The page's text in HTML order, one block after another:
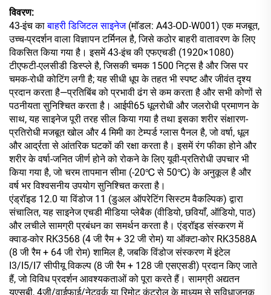
विवरण:
43-इंच काबाहरी डिजिटल साइनेज (मॉडल: A43-OD-W001) एक मजबूत,
उच्च-प्रदर्शन वाला विज्ञापन टर्मिनल है, जिसे कठोर बाहरी वातावरण के लिए
विकसित किया गया है। इसमें 43-इंच की एफएचडी (1920×1080)
टीएफटी-एलसीडी डिस्प्ले है, जिसकी चमक 1500 निट्स है और जिस पर
चमक-रोधी कोटिंग लगी है; यह सीधी धूप के तहत भी स्पष्ट और जीवंत दृश्य
प्रदान करता है—प्रतिबिंब को प्रभावी ढंग से कम करता है और सभी कोणों से
पठनीयता सुनिश्चित करता है। आईपी65 धूलरोधी और जलरोधी प्रमाणन के
साथ, यह साइनेज पूरी तरह सील किया गया है तथा इसका शरीर संक्षारण-
प्रतिरोधी मजबूत खोल और 4 मिमी का टेम्पर्ड ग्लास पैनल है, जो वर्षा, धूल
और आर्द्रता से आंतरिक घटकों की रक्षा करता है। इसमें रंग फीका होने और
शरीर के वर्षा-जनित जीर्ण होने को रोकने के लिए यूवी-प्रतिरोधी उपचार भी
किया गया है, जो चरम तापमान सीमा (-20℃ से 50℃) के अनुकूल है और
वर्ष भर विश्वसनीय उपयोग सुनिश्चित करता है।
एंड्रॉइड 12.0 या विंडोज 11 (डुअल ऑपरेटिंग सिस्टम वैकल्पिक) द्वारा
संचालित, यह साइनेज एचडी मीडिया प्लेबैक (वीडियो, छवियाँ, ऑडियो, पाठ)
और लचीले सामग्री प्रबंधन का समर्थन करता है। एंड्रॉइड संस्करण में
क्वाड-कोर RK3568 (4 जी रैम + 32 जी रोम) या ऑक्टा-कोर RK3588A
(8 जी रैम + 64 जी रोम) शामिल है, जबकि विंडोज संस्करण में इंटेल
I3/I5/I7 सीपीयू विकल्प (8 जी रैम + 128 जी एसएसडी) प्रदान किए जाते
हैं, जो विविध प्रदर्शन आवश्यकताओं को पूरा करते हैं। सामग्री अद्यतन
यूएसबी, 4जी/वाईफाई/नेटवर्क या रिमोट कंट्रोल के माध्यम से सुविधाजनक